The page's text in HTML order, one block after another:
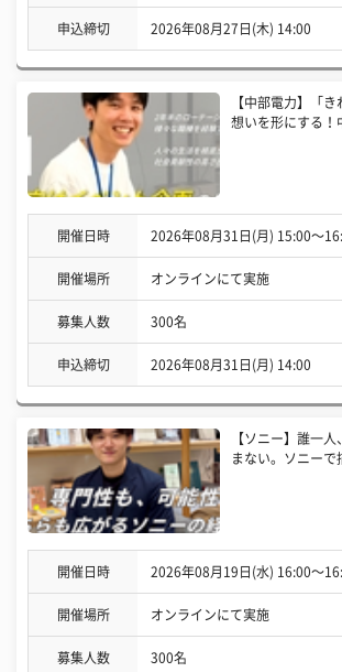
申込締切 2026年08月27日(木) 14:00
【中部電力】「き
想いを形にする！
開催日時 2026年08月31日(月) 15:00〜
開催場所 オンラインにて実施
募集人数 300名
申込締切 2026年08月31日(月) 14:00
【ソニー】誰一
まない。ソニーで
開催日時 2026年08月19日(水) 16:00〜
開催場所 オンラインにて実施
募集人数 300名